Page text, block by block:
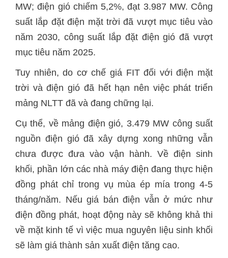
MW; điện gió chiếm 5,2%, đạt 3.987 MW. Công
suất lắp đặt điện mặt trời đã vượt mục tiêu vào
năm 2030, công suất lắp đặt điện gió đã vượt
mục tiêu năm 2025.
Tuy nhiên, do cơ chế giá FIT đối với điện mặt
trời và điện gió đã hết hạn nên việc phát triển
mảng NLTT đã và đang chững lại.
Cụ thể, về mảng điện gió, 3.479 MW công suất
nguồn điện gió đã xây dựng xong những vẫn
chưa được đưa vào vận hành. Về điện sinh
khối, phần lớn các nhà máy điện đang thực hiện
đồng phát chỉ trong vụ mùa ép mía trong 4-5
tháng/năm. Nếu giá bán điện vẫn ở mức như
điện đồng phát, hoạt động này sẽ không khả thi
về mặt kinh tế vì việc mua nguyên liệu sinh khối
sẽ làm giá thành sản xuất điện tăng cao.